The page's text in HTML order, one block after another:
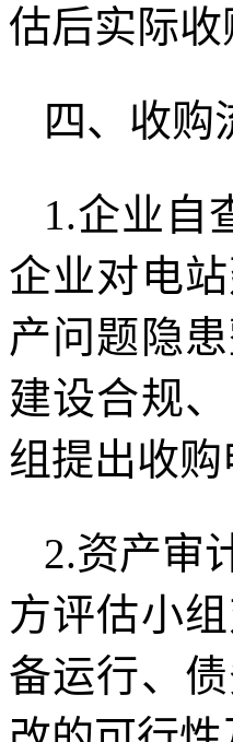
估后实际收
四、收购
1.企业自
企业对电
产问题隐
建设合规
组提出收购
2.资产审
方评估小
备运行、